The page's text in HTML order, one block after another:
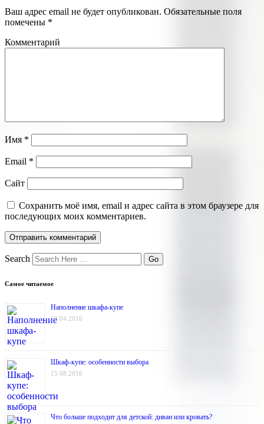
Ваш адрес email не будет опубликован. Обязательные поля
помечены *
Комментарий
Имя *
Email *
Сайт
Сохранить моё имя, email и адрес сайта в этом браузере для
последующих моих комментариев.
Search
Самое читаемое
Наполнение шкафа-купе
23.04.2016
Шкаф-купе: особенности выбора
15.08.2016
Что больше подходит для детской: диван или кровать?